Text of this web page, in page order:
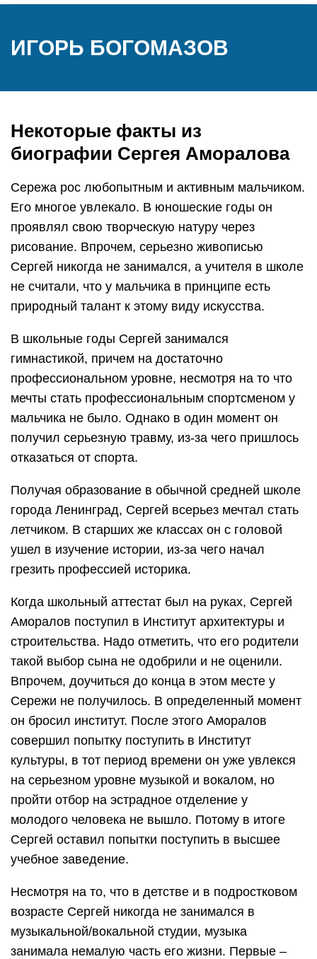
ИГОРЬ БОГОМАЗОВ
Некоторые факты из
биографии Сергея Аморалова
Сережа рос любопытным и активным мальчиком.
Его многое увлекало. В юношеские годы он
проявлял свою творческую натуру через
рисование. Впрочем, серьезно живописью
Сергей никогда не занимался, а учителя в школе
не считали, что у мальчика в принципе есть
природный талант к этому виду искусства.
В школьные годы Сергей занимался
гимнастикой, причем на достаточно
профессиональном уровне, несмотря на то что
мечты стать профессиональным спортсменом у
мальчика не было. Однако в один момент он
получил серьезную травму, из-за чего пришлось
отказаться от спорта.
Получая образование в обычной средней школе
города Ленинград, Сергей всерьез мечтал стать
летчиком. В старших же классах он с головой
ушел в изучение истории, из-за чего начал
грезить профессией историка.
Когда школьный аттестат был на руках, Сергей
Аморалов поступил в Институт архитектуры и
строительства. Надо отметить, что его родители
такой выбор сына не одобрили и не оценили.
Впрочем, доучиться до конца в этом месте у
Сережи не получилось. В определенный момент
он бросил институт. После этого Аморалов
совершил попытку поступить в Институт
культуры, в тот период времени он уже увлекся
на серьезном уровне музыкой и вокалом, но
пройти отбор на эстрадное отделение у
молодого человека не вышло. Потому в итоге
Сергей оставил попытки поступить в высшее
учебное заведение.
Несмотря на то, что в детстве и в подростковом
возрасте Сергей никогда не занимался в
музыкальной/вокальной студии, музыка
занимала немалую часть его жизни. Первые –